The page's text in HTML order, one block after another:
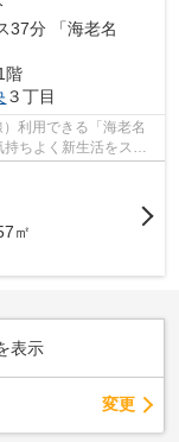
37分 「海老名
階
３丁目
利用できる「海老名
ちよく新生活をスタ
㎡
表示
変更